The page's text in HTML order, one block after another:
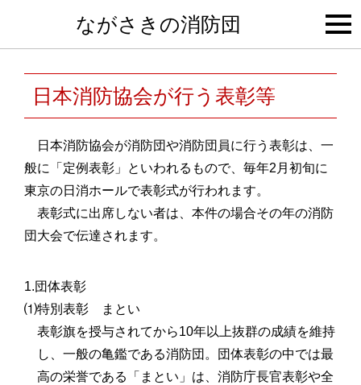
ながさきの消防団
日本消防協会が行う表彰等
日本消防協会が消防団や消防団員に行う表彰は、一
般に「定例表彰」といわれるもので、毎年2月初旬に
東京の日消ホールで表彰式が行われます。
表彰式に出席しない者は、本件の場合その年の消防
団大会で伝達されます。
1.団体表彰
⑴特別表彰 まとい
表彰旗を授与されてから10年以上抜群の成績を維持
し、一般の亀鑑である消防団。団体表彰の中では最
高の栄誉である「まとい」は、消防庁長官表彰や全